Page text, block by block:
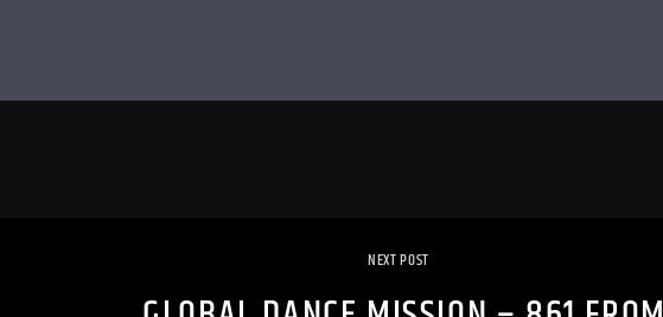
NEXT POST